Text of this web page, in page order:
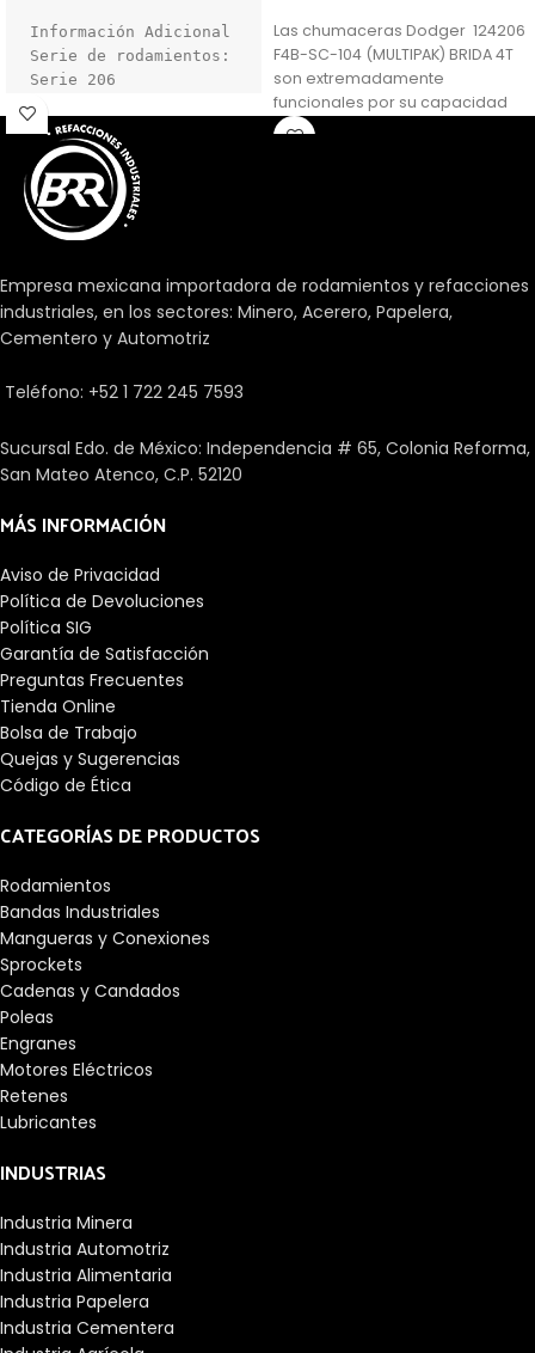
Información Adicional
Serie de rodamientos:
Serie 206
Tipo de
rodamiento:Bola
Capacidad de
expansión: sin
expansión (fijo)
Vivienda
carcasa:Hierro
fundido
Tipo de carcasa:Brida
Insertar material:
Sensor listo:
Accesorio del eje:
Collar de abrazadera
Apto para entornos de
Sellado y Lubricación
Relubricable: Sí
Nombre de la
grasa:Unirex N2
Lubricación: Grasa
Adecuado para
aplicaciones de alta
temperatura: No
Técnico
Capacidad de carga
dinámica: 4368 lbf
Velocidad máxima:
Capacidad de carga
estática: 2538 lbf
Dimensiones
Longitud del
orificio: 1,56
pulgadas
Diámetro del eje:
1,1875 pulgadas
No
Las chumaceras Dodger 124206
F4B-SC-104 (MULTIPAK) BRIDA 4T
son extremadamente
funcionales por su capacidad
de trabajo forzado y material de
Empresa mexicana importadora de rodamientos y refacciones
industriales, en los sectores: Minero, Acerero, Papelera,
Cementero y Automotriz
Teléfono: +52 1 722 245 7593
Sucursal Edo. de México: Independencia # 65, Colonia Reforma,
San Mateo Atenco, C.P. 52120
MÁS INFORMACIÓN
Aviso de Privacidad
Política de Devoluciones
Política SIG
Garantía de Satisfacción
Preguntas Frecuentes
Tienda Online
Bolsa de Trabajo
Quejas y Sugerencias
Código de Ética
CATEGORÍAS DE PRODUCTOS
Rodamientos
Bandas Industriales
Mangueras y Conexiones
Sprockets
Cadenas y Candados
Poleas
Engranes
Motores Eléctricos
Retenes
Lubricantes
INDUSTRIAS
Industria Minera
Industria Automotriz
Industria Alimentaria
Industria Papelera
Industria Cementera